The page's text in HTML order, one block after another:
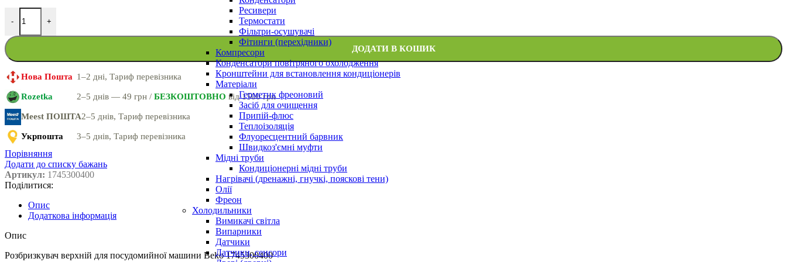
Ресивери
Термостати
Фільтри-осушувачі
Фітинги (перехідники)
Компресори
Конденсатори повітряного охолодження
Кронштейни для встановлення кондиціонерів
Матеріали
Герметик фреоновий
Засіб для очищення
Припій-флюс
Теплоізоляція
Флуоресцентний барвник
Швидкоз'ємні муфти
Мідні труби
Кондиціонерні мідні труби
Нагрівачі (дренажні, гнучкі, пояскові тени)
Олії
Фреон
Холодильники
Вимикачі світла
Випарники
Датчики
Датчики, сенсори
- +
ДОДАТИ В КОШИК
Нова Пошта 1–2 дні, Тариф перевізника
Rozetka 2–5 днів — 49 грн / БЕЗКОШТОВНО від 1500 грн
Meest ПОШТА2–5 днів, Тариф перевізника
Укрпошта 3–5 днів, Тариф перевізника
Порівняння
Додати до списку бажань
Артикул: 1745300400
Поділитися:
Опис
Додаткова інформація
Опис
Розбризкувач верхній для посудомийної машини Beko 1745300400